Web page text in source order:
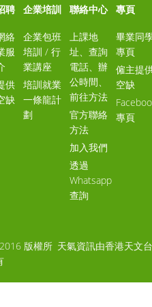
聘
絡
服
供
缺
企業培訓
企業包班
培訓 / 行
業講座
培訓就業
一條龍計
劃
聯絡中心
上課地
址、查詢
電話、辦
公時間、
前往方法
官方聯絡
方法
加入我們
透過
Whatsapp
查詢
專頁
畢業同
專頁
僱主提
空缺
專頁
版權所 天氣資訊由香港天文